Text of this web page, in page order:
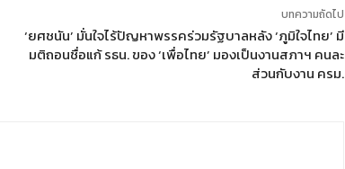
บทความถัดไป
‘ยศชนัน’ มั่นใจไร้ปัญหาพรรคร่วมรัฐบาลหลัง ‘ภูมิใจไทย’ มี
มติถอนชื่อแก้ รธน. ของ ‘เพื่อไทย’ มองเป็นงานสภาฯ คนละ
ส่วนกับงาน ครม.